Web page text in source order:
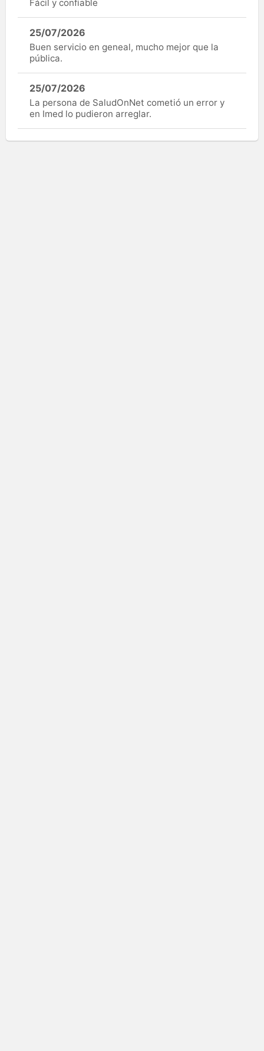
Fácil y confiable
25/07/2026
Buen servicio en geneal, mucho mejor que la
pública.
25/07/2026
La persona de SaludOnNet cometió un error y
en Imed lo pudieron arreglar.